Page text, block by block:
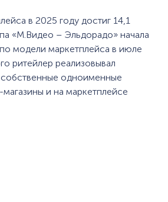
в 2025 году достиг 14,1
«М.Видео – Эльдорадо» начала
модели маркетплейса в июле
ритейлер реализовывал
одноименные
и на маркетплейсе